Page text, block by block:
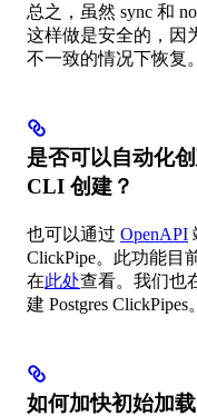
总之，虽然 sync 和
这样做是安全的，因
不一致的情况下恢复。
是否可以自动化
CLI 创建？
也可以通过 OpenAPI
ClickPipe。此功能目
在此处查看。我们也
建 Postgres ClickPipes。
如何加快初始加载